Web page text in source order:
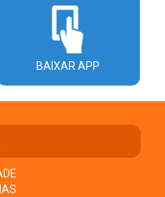
BAIXAR APP